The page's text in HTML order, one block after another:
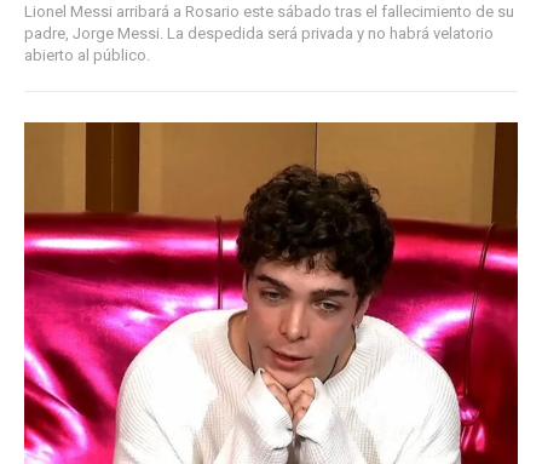
Lionel Messi arribará a Rosario este sábado tras el fallecimiento de su
padre, Jorge Messi. La despedida será privada y no habrá velatorio
abierto al público.